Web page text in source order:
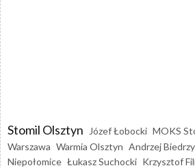
Stomil Olsztyn Józef Łobocki MOKS
Warszawa Warmia Olsztyn Andrzej
Niepołomice Łukasz Suchocki Krzysztof